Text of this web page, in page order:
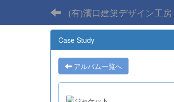
(有)濱口建築デザイン工房
Case Study
アルバム一覧へ